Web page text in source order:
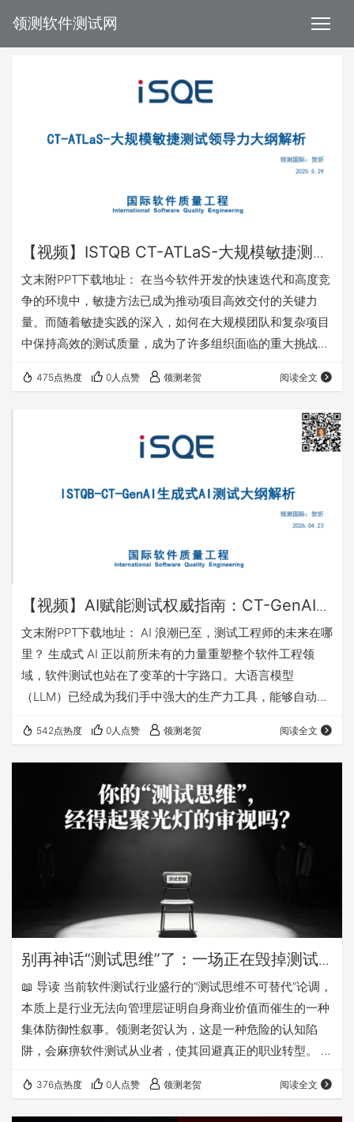
领测软件测试网
【视频】ISTQB CT-ATLaS-大规模敏捷测试
领导力大纲解析
文末附PPT下载地址： 在当今软件开发的快速迭代和高度竞
争的环境中，敏捷方法已成为推动项目高效交付的关键力
量。而随着敏捷实践的深入，如何在大规模团队和复杂项目
中保持高效的测试质量，成为了许多组织面临的重大挑战。
Scale（以下简称ISTQB®ATLaS）大规模敏捷测试领导力认
测试专业人士设计。这一认证不仅帮助测试领导者提升敏捷
测试管理的战略视野，还能够优化团队协作、提升测试效
475点热度 0人点赞 领测老贺 阅读全文
【视频】AI赋能测试权威指南：CT-GenAI
生成式 AI 测试大纲全解析
文末附PPT下载地址： AI 浪潮已至，测试工程师的未来在哪
里？ 生成式 AI 正以前所未有的力量重塑整个软件工程领
域，软件测试也站在了变革的十字路口。大语言模型
（LLM）已经成为我们手中强大的生产力工具，能够自动生
化测试。 然而，机遇与挑战并存。你是否也面临以下困惑？
如何有效驾驭 AI 让它成为真正的助手而非 “猪队友”？ 如何
识别并规避 AI 带来的 “幻觉”、算法偏见等潜在风险？ 如何
制定组织级的 AI 测试战略 在这场技术变革中抢占先机？ 别
担心，全球软…
542点热度 0人点赞 领测老贺 阅读全文
别再神话“测试思维”了：一场正在毁掉测试
从业者的集体自嗨
📖 导读 当前软件测试行业盛行的“测试思维不可替代”论调，
本质上是行业无法向管理层证明自身商业价值而催生的一种
集体防御性叙事。领测老贺认为，这是一种危险的认知陷
阱，会麻痹软件测试从业者，使其回避真正的职业转型。 领
环，点明其无法被度量的致命缺陷。接着，通过揭示测试工
程师、测试经理、测试培训机构、AI测试工具供应商等各方
376点热度 0人点赞 领测老贺 阅读全文